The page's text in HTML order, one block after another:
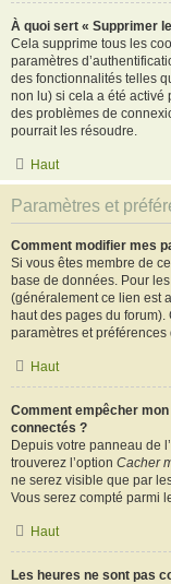
À quoi sert « Supprimer
Cela supprime tous les
paramètres
des fonctionnalités telles
non lu) si cela a été activé
des problèmes de
pourrait les résoudre.
Haut
Paramètres et
Comment modifier mes
Si vous êtes membre de
base de données. Pour
(généralement ce lien est
haut des pages du
paramètres et préférences
Haut
Comment empêcher
connectés ?
Depuis votre panneau de
trouverez l’option Cacher
ne serez visible que par
Vous serez compté parmi
Haut
Les heures ne sont pas